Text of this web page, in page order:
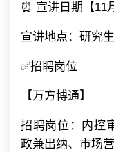
⏰ 宣讲日期【11
宣讲地点：研究
✅招聘岗位
【万方博通】
招聘岗位：内控
政兼出纳、市场